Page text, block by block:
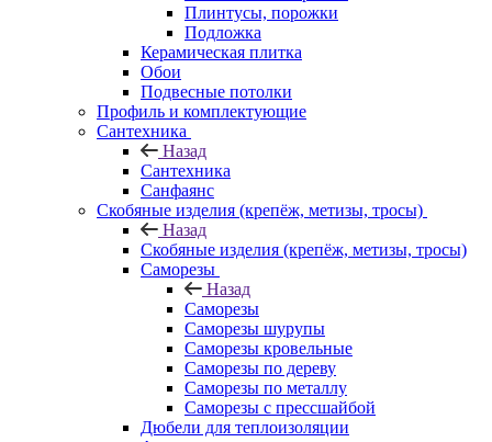
Плинтусы, порожки
Подложка
Керамическая плитка
Обои
Подвесные потолки
Профиль и комплектующие
Сантехника
Назад
Сантехника
Санфаянс
Скобяные изделия (крепёж, метизы, тросы)
Назад
Скобяные изделия (крепёж, метизы, тросы)
Саморезы
Назад
Саморезы
Саморезы шурупы
Саморезы кровельные
Саморезы по дереву
Саморезы по металлу
Саморезы с прессшайбой
Дюбели для теплоизоляции